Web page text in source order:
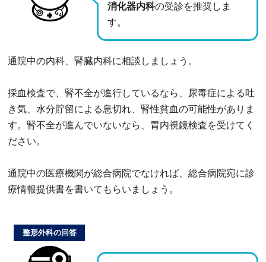
消化器内科の受診を推奨しま
す。
通院中の内科、腎臓内科に相談しましょう。
採血検査で、腎不全が進行しているなら、尿毒症による吐
き気、水分貯留による息切れ、腎性貧血の可能性がありま
す。腎不全が進んでいないなら、胃内視鏡検査を受けてく
ださい。
通院中の医療機関が総合病院でなければ、総合病院宛に診
療情報提供書を書いてもらいましょう。
整形外科の回答